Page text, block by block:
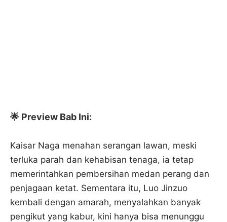
🌟 Preview Bab Ini:
Kaisar Naga menahan serangan lawan, meski
terluka parah dan kehabisan tenaga, ia tetap
memerintahkan pembersihan medan perang dan
penjagaan ketat. Sementara itu, Luo Jinzuo
kembali dengan amarah, menyalahkan banyak
pengikut yang kabur, kini hanya bisa menunggu